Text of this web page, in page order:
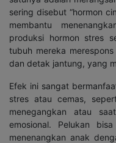
sering disebut “hormon
membantu
produksi hormon stres
tubuh mereka
dan detak jantung, yang
Efek ini sangat
stres atau cemas,
menegangkan atau
emosional. Pelukan
menenangkan anak